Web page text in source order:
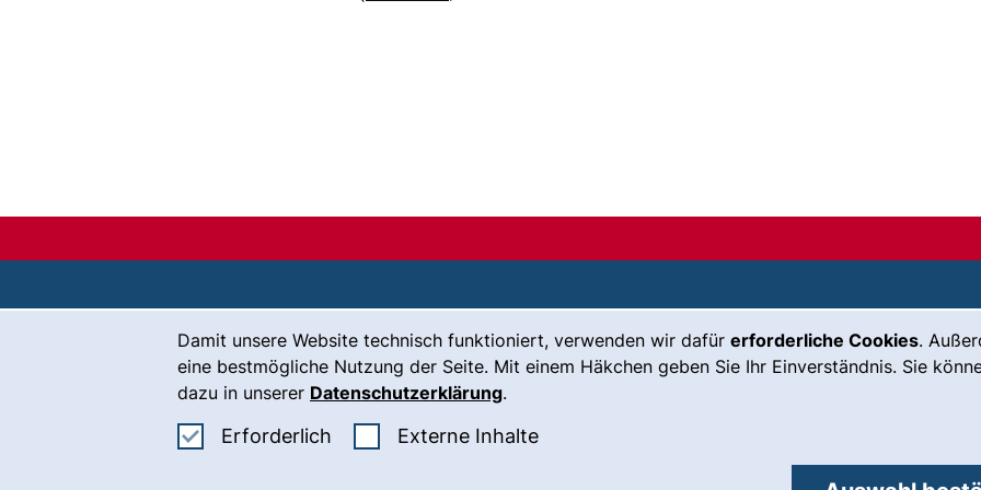
Damit unsere Website technisch funktioniert, verwenden wir dafür erforderliche Cookies.
eine bestmögliche Nutzung der Seite. Mit einem Häkchen geben Sie Ihr Einverständnis. Sie
dazu in unserer Datenschutzerklärung.
Erforderlich Erforderliche Cookies akzeptieren
Externe Inhalte: Externe Inhalte / Cookies akzeptieren
Kontakt
Karriere
Presse
(externer Link, öffnet neues Fenster)
Leichte Sprache
Gebärdensprache
Impressum
Cookie-